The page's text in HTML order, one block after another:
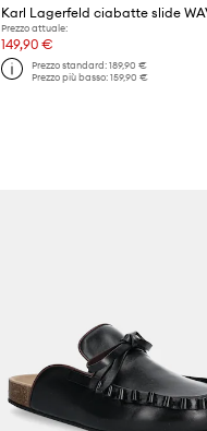
Prezzo attuale:
149,90 €
Prezzo standard: 189,90 €
Prezzo più basso: 159,90 €